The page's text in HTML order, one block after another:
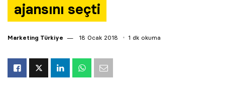
ajansını seçti
Marketing Türkiye 18 Ocak 2018 1 dk okuma